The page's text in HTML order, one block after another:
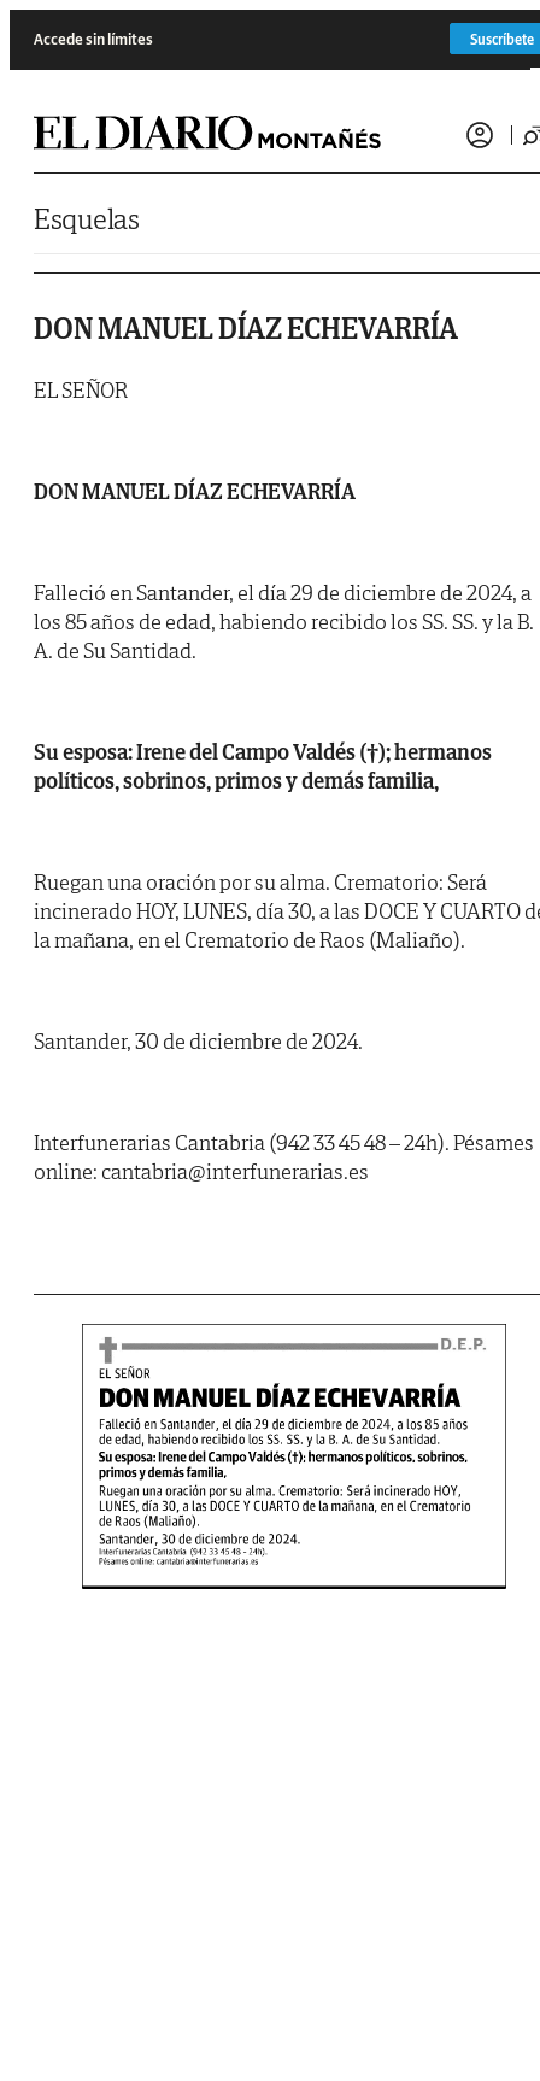
Accede sin límites Suscríbete
Esquelas
DON MANUEL DÍAZ ECHEVARRÍA
EL SEÑOR
DON MANUEL DÍAZ ECHEVARRÍA
Falleció en Santander, el día 29 de diciembre de 2024, a
los 85 años de edad, habiendo recibido los SS. SS. y la B.
A. de Su Santidad.
Su esposa: Irene del Campo Valdés (†); hermanos
políticos, sobrinos, primos y demás familia,
Ruegan una oración por su alma. Crematorio: Será
incinerado HOY, LUNES, día 30, a las DOCE Y CUARTO
la mañana, en el Crematorio de Raos (Maliaño).
Santander, 30 de diciembre de 2024.
Interfunerarias Cantabria (942 33 45 48 – 24h). Pésames
online: cantabria@interfunerarias.es